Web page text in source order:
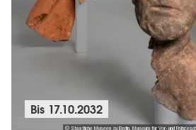
© Staatliche Museen zu Berlin, Museum für Vor- und
Bis 17.10.2032